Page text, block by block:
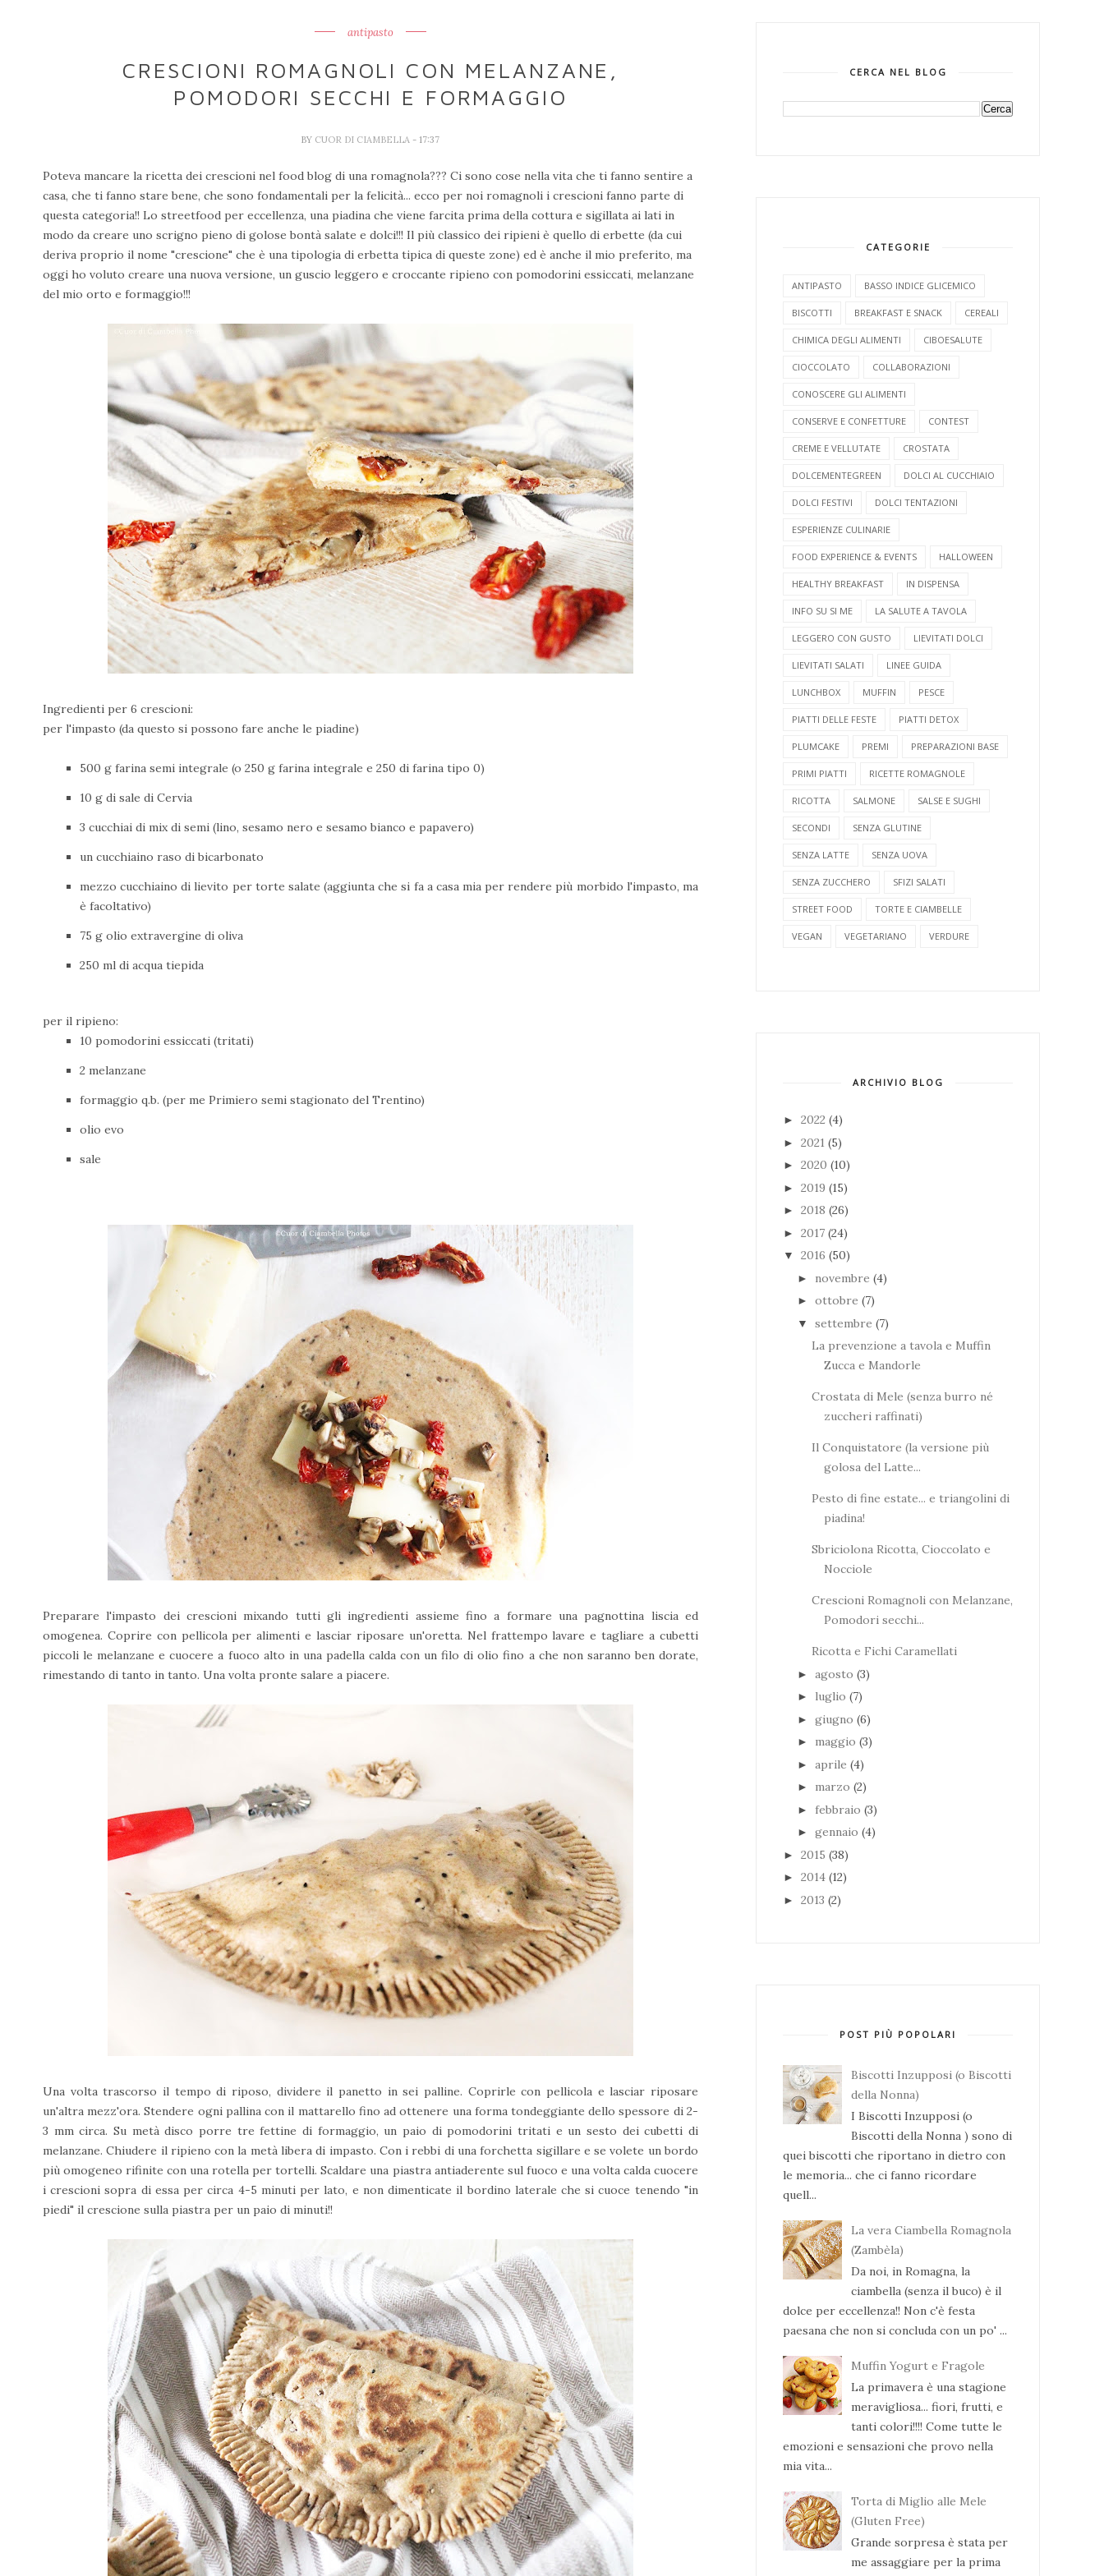
antipasto
CRESCIONI ROMAGNOLI CON MELANZANE,
POMODORI SECCHI E FORMAGGIO
BY CUOR DI CIAMBELLA - 17:37
Poteva mancare la ricetta dei crescioni nel food blog di una romagnola??? Ci sono cose nella vita che ti fanno sentire a
casa, che ti fanno stare bene, che sono fondamentali per la felicità... ecco per noi romagnoli i crescioni fanno parte di
questa categoria!! Lo streetfood per eccellenza, una piadina che viene farcita prima della cottura e sigillata ai lati in
modo da creare uno scrigno pieno di golose bontà salate e dolci!!! Il più classico dei ripieni è quello di erbette (da cui
deriva proprio il nome "crescione" che è una tipologia di erbetta tipica di queste zone) ed è anche il mio preferito, ma
oggi ho voluto creare una nuova versione, un guscio leggero e croccante ripieno con pomodorini essiccati, melanzane
del mio orto e formaggio!!!
Ingredienti per 6 crescioni:
per l'impasto (da questo si possono fare anche le piadine)
500 g farina semi integrale (o 250 g farina integrale e 250 di farina tipo 0)
10 g di sale di Cervia
3 cucchiai di mix di semi (lino, sesamo nero e sesamo bianco e papavero)
un cucchiaino raso di bicarbonato
mezzo cucchiaino di lievito per torte salate (aggiunta che si fa a casa mia per rendere più morbido l'impasto, ma
è facoltativo)
75 g olio extravergine di oliva
250 ml di acqua tiepida
per il ripieno:
10 pomodorini essiccati (tritati)
2 melanzane
formaggio q.b. (per me Primiero semi stagionato del Trentino)
olio evo
sale
Preparare l'impasto dei crescioni mixando tutti gli ingredienti assieme fino a formare una pagnottina liscia ed
omogenea. Coprire con pellicola per alimenti e lasciar riposare un'oretta. Nel frattempo lavare e tagliare a cubetti
piccoli le melanzane e cuocere a fuoco alto in una padella calda con un filo di olio fino a che non saranno ben dorate,
rimestando di tanto in tanto. Una volta pronte salare a piacere.
Una volta trascorso il tempo di riposo, dividere il panetto in sei palline. Coprirle con pellicola e lasciar riposare
un'altra mezz'ora. Stendere ogni pallina con il mattarello fino ad ottenere una forma tondeggiante dello spessore di 2-
3 mm circa. Su metà disco porre tre fettine di formaggio, un paio di pomodorini tritati e un sesto dei cubetti di
melanzane. Chiudere il ripieno con la metà libera di impasto. Con i rebbi di una forchetta sigillare e se volete un bordo
più omogeneo rifinite con una rotella per tortelli. Scaldare una piastra antiaderente sul fuoco e una volta calda cuocere
i crescioni sopra di essa per circa 4-5 minuti per lato, e non dimenticate il bordino laterale che si cuoce tenendo "in
piedi" il crescione sulla piastra per un paio di minuti!!
CERCA NEL BLOG
CATEGORIE
ANTIPASTO BASSO INDICE GLICEMICO
BISCOTTI BREAKFAST E SNACK CEREALI
CHIMICA DEGLI ALIMENTI CIBOESALUTE
CIOCCOLATO COLLABORAZIONI
CONOSCERE GLI ALIMENTI
CONSERVE E CONFETTURE CONTEST
CREME E VELLUTATE CROSTATA
DOLCEMENTEGREEN DOLCI AL CUCCHIAIO
DOLCI FESTIVI DOLCI TENTAZIONI
ESPERIENZE CULINARIE
FOOD EXPERIENCE & EVENTS HALLOWEEN
HEALTHY BREAKFAST IN DISPENSA
INFO SU SI ME LA SALUTE A TAVOLA
LEGGERO CON GUSTO LIEVITATI DOLCI
LIEVITATI SALATI LINEE GUIDA
LUNCHBOX MUFFIN PESCE
PIATTI DELLE FESTE PIATTI DETOX
PLUMCAKE PREMI PREPARAZIONI BASE
PRIMI PIATTI RICETTE ROMAGNOLE
RICOTTA SALMONE SALSE E SUGHI
SECONDI SENZA GLUTINE
SENZA LATTE SENZA UOVA
SENZA ZUCCHERO SFIZI SALATI
STREET FOOD TORTE E CIAMBELLE
VEGAN VEGETARIANO VERDURE
ARCHIVIO BLOG
► 2022 (4)
► 2021 (5)
► 2020 (10)
► 2019 (15)
► 2018 (26)
► 2017 (24)
▼ 2016 (50)
► novembre (4)
► ottobre (7)
▼ settembre (7)
La prevenzione a tavola e Muffin
Zucca e Mandorle
Crostata di Mele (senza burro né
zuccheri raffinati)
Il Conquistatore (la versione più
golosa del Latte...
Pesto di fine estate... e triangolini di
piadina!
Sbriciolona Ricotta, Cioccolato e
Nocciole
Crescioni Romagnoli con Melanzane,
Pomodori secchi...
Ricotta e Fichi Caramellati
► agosto (3)
► luglio (7)
► giugno (6)
► maggio (3)
► aprile (4)
► marzo (2)
► febbraio (3)
► gennaio (4)
► 2015 (38)
► 2014 (12)
► 2013 (2)
POST PIÙ POPOLARI
Biscotti Inzupposi (o Biscotti
della Nonna)
I Biscotti Inzupposi (o
Biscotti della Nonna ) sono di
quei biscotti che riportano in dietro con
le memoria... che ci fanno ricordare
quell...
La vera Ciambella Romagnola
(Zambèla)
Da noi, in Romagna, la
ciambella (senza il buco) è il
dolce per eccellenza!! Non c'è festa
paesana che non si concluda con un po' ...
Muffin Yogurt e Fragole
La primavera è una stagione
meravigliosa... fiori, frutti, e
tanti colori!!!! Come tutte le
emozioni e sensazioni che provo nella
mia vita...
Torta di Miglio alle Mele
(Gluten Free)
Grande sorpresa è stata per
me assaggiare per la prima